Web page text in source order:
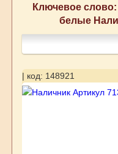
Ключевое
белые
| код: 148921